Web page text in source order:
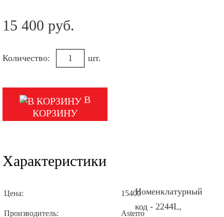
15 400 руб.
Количество: шт.
КОРЗИНУ
Характеристики
Цена: 15400
Производитель: Asterro
Номенклатурный
код - 2244L,